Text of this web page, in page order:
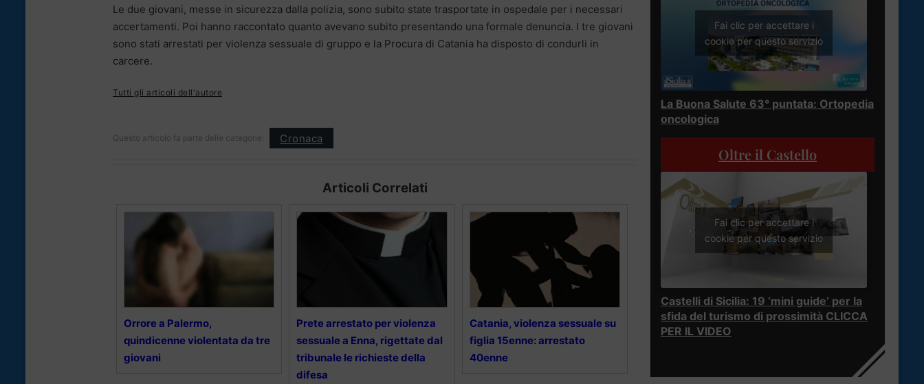
Le due giovani, messe in sicurezza dalla polizia, sono subito state trasportate in ospedale per i necessari
accertamenti. Poi hanno raccontato quanto avevano subito presentando una formale denuncia. I tre giovani
sono stati arrestati per violenza sessuale di gruppo e la Procura di Catania ha disposto di condurli in
carcere.
Tutti gli articoli dell'autore
Questo articolo fa parte delle categorie: Cronaca
Articoli Correlati
Orrore a Palermo,
quindicenne violentata da tre
giovani
Prete arrestato per violenza
sessuale a Enna, rigettate dal
tribunale le richieste della
difesa
Catania, violenza sessuale su
figlia 15enne: arrestato
40enne
Fai clic per accettare i
cookie per questo servizio
La Buona Salute 63° puntata: Ortopedia
oncologica
Oltre il Castello
Fai clic per accettare i
cookie per questo servizio
Castelli di Sicilia: 19 ‘mini guide’ per la
sfida del turismo di prossimità CLICCA
PER IL VIDEO